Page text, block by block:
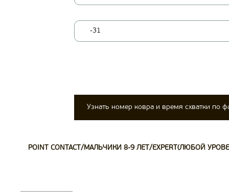
-31
Узнать номер ковра и время схватки по
POINT CONTACT/МАЛЬЧИКИ 8-9 ЛЕТ/EXPERT(ЛЮБОЙ